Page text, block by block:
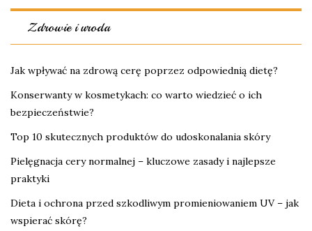
Zdrowie i uroda
Jak wpływać na zdrową cerę poprzez odpowiednią dietę?
Konserwanty w kosmetykach: co warto wiedzieć o ich
bezpieczeństwie?
Top 10 skutecznych produktów do udoskonalania skóry
Pielęgnacja cery normalnej – kluczowe zasady i najlepsze
praktyki
Dieta i ochrona przed szkodliwym promieniowaniem UV – jak
wspierać skórę?